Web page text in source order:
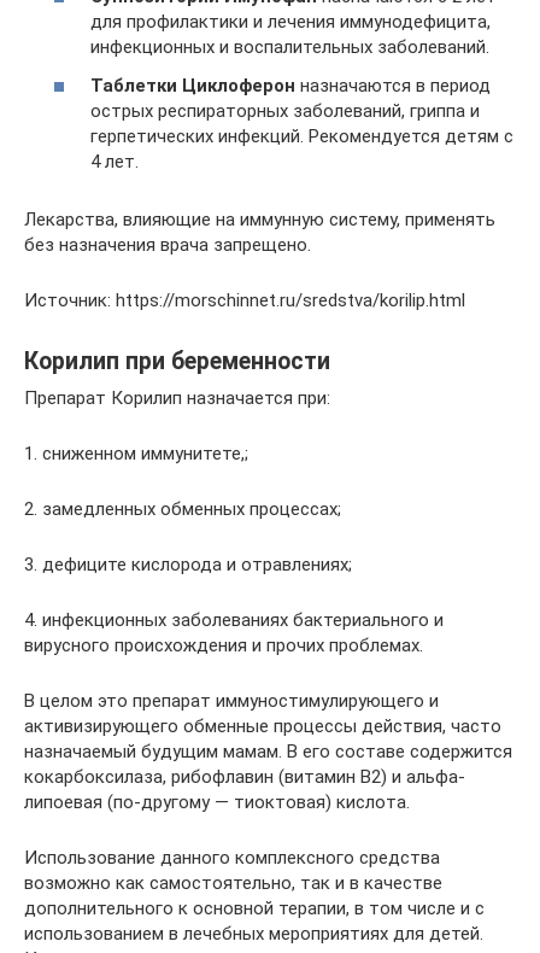
для профилактики и лечения иммунодефицита,
инфекционных и воспалительных заболеваний.
Таблетки Циклоферон назначаются в период
острых респираторных заболеваний, гриппа и
герпетических инфекций. Рекомендуется детям с
4 лет.
Лекарства, влияющие на иммунную систему, применять
без назначения врача запрещено.
Источник: https://morschinnet.ru/sredstva/korilip.html
Корилип при беременности
Препарат Корилип назначается при:
1. сниженном иммунитете,;
2. замедленных обменных процессах;
3. дефиците кислорода и отравлениях;
4. инфекционных заболеваниях бактериального и
вирусного происхождения и прочих проблемах.
В целом это препарат иммуностимулирующего и
активизирующего обменные процессы действия, часто
назначаемый будущим мамам. В его составе содержится
кокарбоксилаза, рибофлавин (витамин В2) и альфа-
липоевая (по-другому — тиоктовая) кислота.
Использование данного комплексного средства
возможно как самостоятельно, так и в качестве
дополнительного к основной терапии, в том числе и с
использованием в лечебных мероприятиях для детей.